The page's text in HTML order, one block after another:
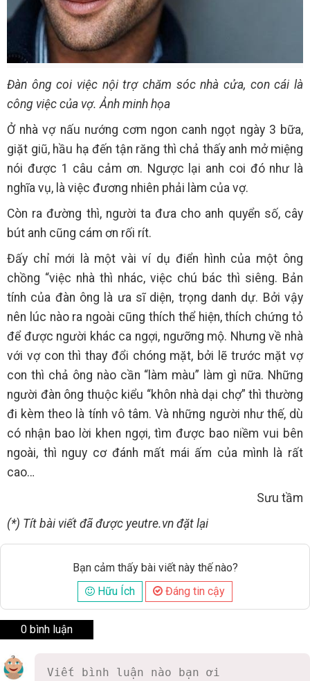
Đàn ông coi việc nội trợ chăm sóc nhà cửa, con cái là
công việc của vợ. Ảnh minh họa
Ở nhà vợ nấu nướng cơm ngon canh ngọt ngày 3 bữa,
giặt giũ, hầu hạ đến tận răng thì chả thấy anh mở miệng
nói được 1 câu cảm ơn. Ngược lại anh coi đó như là
nghĩa vụ, là việc đương nhiên phải làm của vợ.
Còn ra đường thì, người ta đưa cho anh quyển số, cây
bút anh cũng cám ơn rối rít.
Đấy chỉ mới là một vài ví dụ điển hình của một ông
chồng “việc nhà thì nhác, việc chú bác thì siêng. Bản
tính của đàn ông là ưa sĩ diện, trọng danh dự. Bởi vậy
nên lúc nào ra ngoài cũng thích thể hiện, thích chứng tỏ
để được người khác ca ngợi, ngưỡng mộ. Nhưng về nhà
với vợ con thì thay đổi chóng mặt, bởi lẽ trước mặt vợ
con thì chả ông nào cần “làm màu” làm gì nữa. Những
người đàn ông thuộc kiểu “khôn nhà dại chợ” thì thường
đi kèm theo là tính vô tâm. Và những người như thế, dù
có nhận bao lời khen ngợi, tìm được bao niềm vui bên
ngoài, thì nguy cơ đánh mất mái ấm của mình là rất
cao…
Sưu tầm
(*) Tít bài viết đã được yeutre.vn đặt lại
Bạn cảm thấy bài viết này thế nào?
Hữu Ích
Đáng tin cậy
0 bình luận